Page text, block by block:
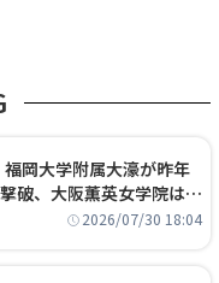
福岡大学附属大濠が昨年
破、大阪薫英女学院は岐
目試合結果2026/07/30 18:04